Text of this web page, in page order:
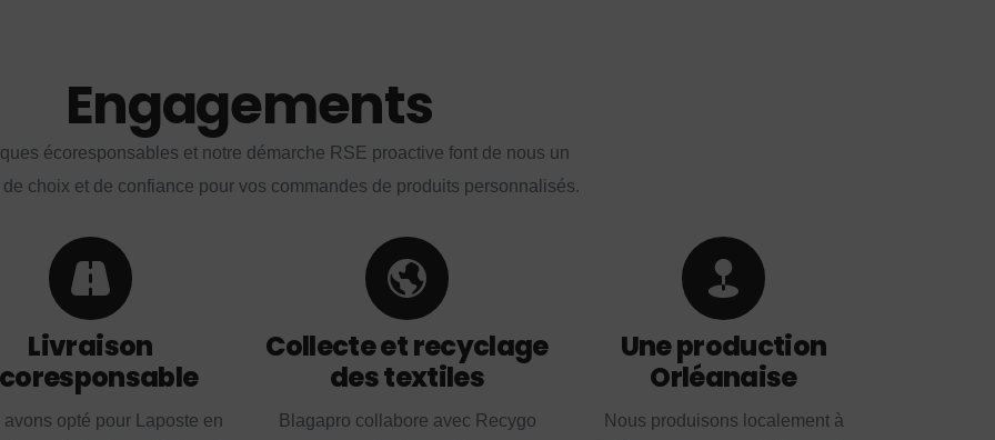
Engagements
écoresponsables et notre démarche RSE proactive font de nous un
choix et de confiance pour vos commandes de produits personnalisés.
Livraison
opté pour Laposte en
Collecte et recyclage
des textiles
Blagapro collabore avec Recygo
Une production
Orléanaise
Nous produisons localement à